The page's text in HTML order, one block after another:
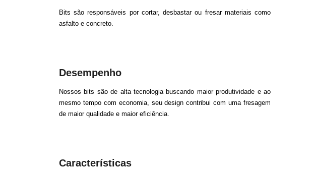
Bits são responsáveis por cortar, desbastar ou fresar materiais como
asfalto e concreto.
Desempenho
Nossos bits são de alta tecnologia buscando maior produtividade e ao
mesmo tempo com economia, seu design contribui com uma fresagem
de maior qualidade e maior eficiência.
Características